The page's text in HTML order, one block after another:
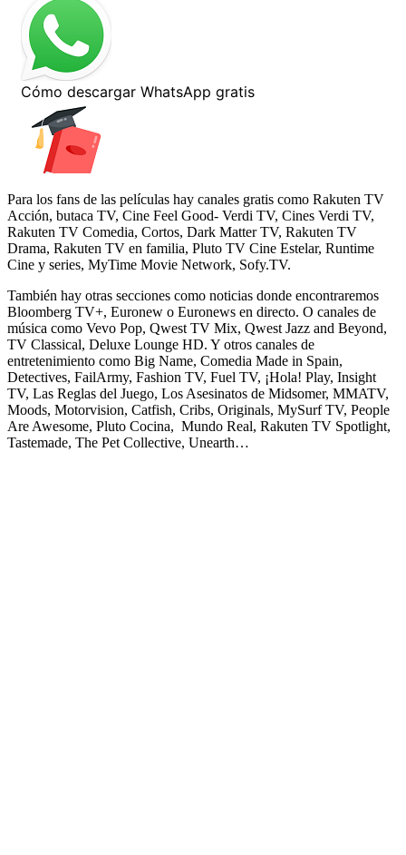
Para los fans de las películas hay canales gratis como Rakuten TV
Acción, butaca TV, Cine Feel Good- Verdi TV, Cines Verdi TV,
Rakuten TV Comedia, Cortos, Dark Matter TV, Rakuten TV
Drama, Rakuten TV en familia, Pluto TV Cine Estelar, Runtime
Cine y series, MyTime Movie Network, Sofy.TV.
También hay otras secciones como noticias donde encontraremos
Bloomberg TV+, Euronew o Euronews en directo. O canales de
música como Vevo Pop, Qwest TV Mix, Qwest Jazz and Beyond,
TV Classical, Deluxe Lounge HD. Y otros canales de
entretenimiento como Big Name, Comedia Made in Spain,
Detectives, FailArmy, Fashion TV, Fuel TV, ¡Hola! Play, Insight
TV, Las Reglas del Juego, Los Asesinatos de Midsomer, MMATV,
Moods, Motorvision, Catfish, Cribs, Originals, MySurf TV, People
Are Awesome, Pluto Cocina, Mundo Real, Rakuten TV Spotlight,
Tastemade, The Pet Collective, Unearth…